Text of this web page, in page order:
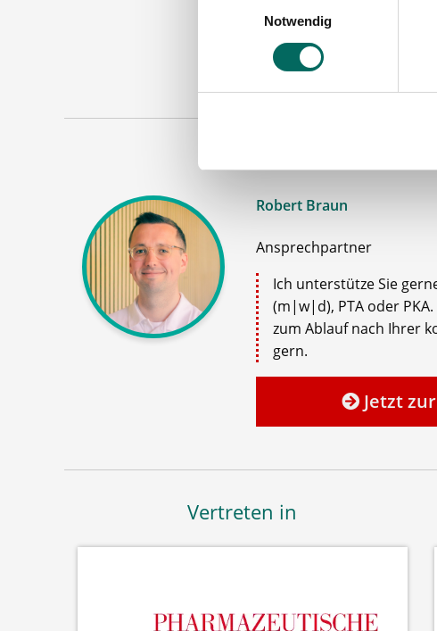
Notwendig
Robert Braun
Ansprechpartner
Ich unterstütze Sie
(m|w|d), PTA oder
zum Ablauf nach Ihrer
gern.
Jetzt
Vertreten in